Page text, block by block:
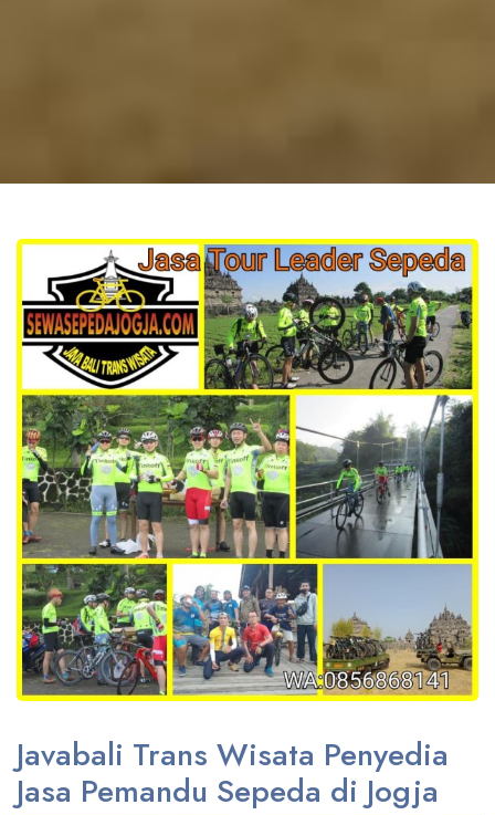
Javabali Trans Wisata Penyedia
Jasa Pemandu Sepeda di Jogja